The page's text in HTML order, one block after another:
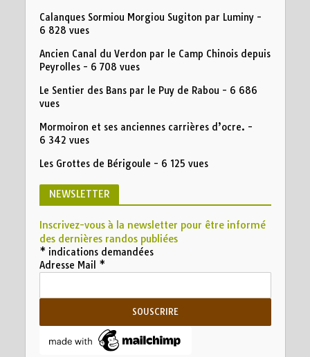
Calanques Sormiou Morgiou Sugiton par Luminy-
6 828 vues
Ancien Canal du Verdon par le Camp Chinois depuis
Peyrolles- 6 708 vues
Le Sentier des Bans par le Puy de Rabou - 6 686
vues
Mormoiron et ses anciennes carrières d’ocre. -
6 342 vues
Les Grottes de Bérigoule - 6 125 vues
NEWSLETTER
Inscrivez-vous à la newsletter pour être informé
des dernières randos publiées
* indications demandées
Adresse Mail *